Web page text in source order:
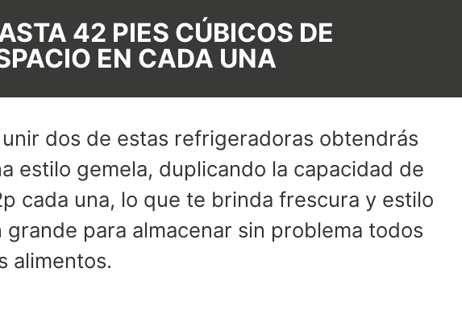
42 PIES CÚBICOS DE
EN CADA UNA
dos de estas refrigeradoras obtendrás
estilo gemela, duplicando la capacidad de
cada una, lo que te brinda frescura y estilo
grande para almacenar sin problema todos
alimentos.